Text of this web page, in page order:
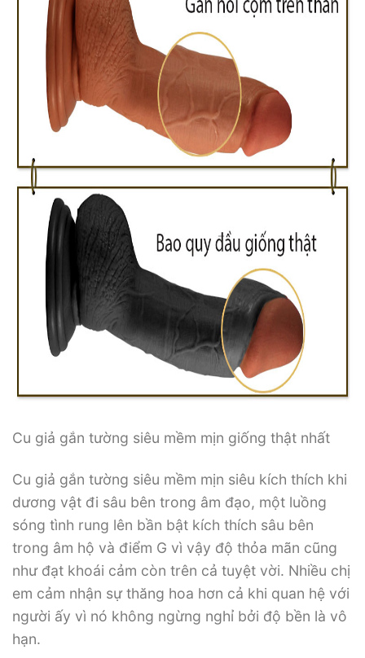
Cu giả gắn tường siêu mềm mịn giống thật nhất
Cu giả gắn tường siêu mềm mịn siêu kích thích khi
dương vật đi sâu bên trong âm đạo, một luồng
sóng tình rung lên bần bật kích thích sâu bên
trong âm hộ và điểm G vì vậy độ thỏa mãn cũng
như đạt khoái cảm còn trên cả tuyệt vời. Nhiều chị
em cảm nhận sự thăng hoa hơn cả khi quan hệ với
người ấy vì nó không ngừng nghỉ bởi độ bền là vô
hạn.